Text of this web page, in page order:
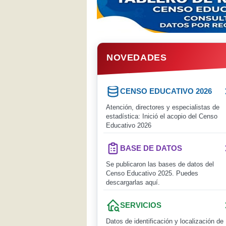
NOVEDADES
CENSO EDUCATIVO 2026
Atención, directores y especialistas de
estadística: Inició el acopio del Censo
Educativo 2026
BASE DE DATOS
Se publicaron las bases de datos del
Censo Educativo 2025. Puedes
descargarlas aquí.
SERVICIOS
Datos de identificación y localización de